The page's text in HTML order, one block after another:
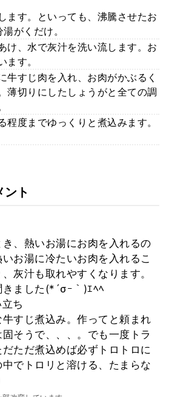
ます。といっても、沸騰させたお
がくだけ。
け、水で灰汁を洗い流します。お
ます。
牛すじ肉を入れ、お肉がかぶるく
薄切りにしたしょうがと全ての調
程度までゆっくりと煮込みます。
ント
、熱いお湯にお肉を入れるの
お湯に冷たいお肉を入れるこ
灰汁も取れやすくなります。
きました(*´σｰ｀)ｴﾍﾍ
ち
すじ煮込み。作ってと頼まれ
そうで、、、。でも一度トラ
ただ煮込めば必ずトロトロに
でトロリと溶ける、たまらな